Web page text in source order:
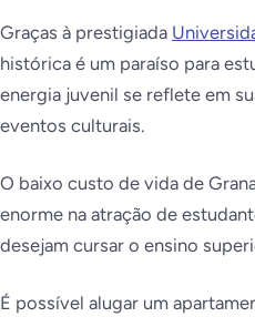
Graças à prestigiada
histórica é um paraíso para
energia juvenil se reflete em
eventos culturais.
O baixo custo de vida de
enorme na atração de
desejam cursar o ensino
É possível alugar um